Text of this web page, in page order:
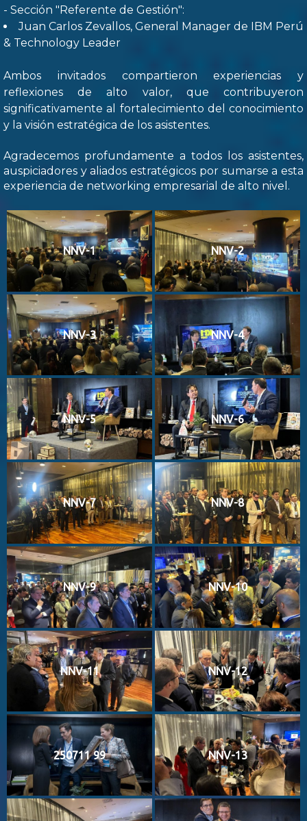
- Sección "Referente de Gestión":
Juan Carlos Zevallos, General Manager de IBM Perú
& Technology Leader
Ambos invitados compartieron experiencias y
reflexiones de alto valor, que contribuyeron
significativamente al fortalecimiento del conocimiento
y la visión estratégica de los asistentes.
Agradecemos profundamente a todos los asistentes,
auspiciadores y aliados estratégicos por sumarse a esta
experiencia de networking empresarial de alto nivel.
NNV-1 NNV-2
NNV-3 NNV-4
NNV-5 NNV-6
NNV-7 NNV-8
NNV-9 NNV-10
NNV-11 NNV-12
250711 99 NNV-13